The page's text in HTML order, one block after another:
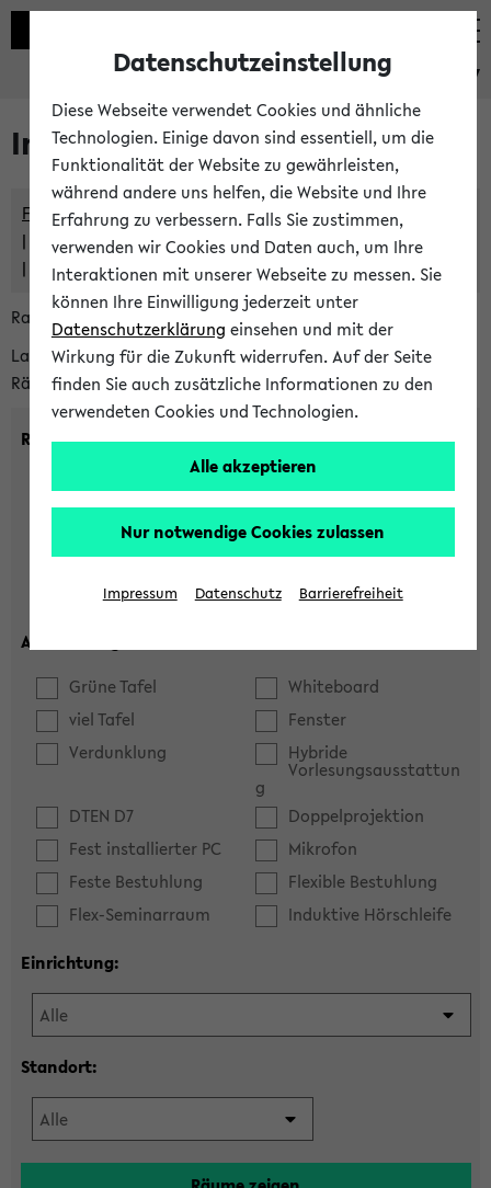
eKVV
Im eKVV verwaltete Räume
Freie Räume und Veranstaltungsüberschneidungen
Raumüberschneidungen
Hinweise der zentralen Raumvergabe
Raumanfragen:
raumvergabe@uni-bielefeld.de
Lassen Sie sich alle Räume anzeigen oder suchen Sie nach
Räumen mit bestimmten Eigenschaften:
Raumkriterien:
max. Plätze:
Ausstattung:
Grüne Tafel
Whiteboard
viel Tafel
Fenster
Verdunklung
Hybride
Vorlesungsausstattun
g
DTEN D7
Doppelprojektion
Fest installierter PC
Mikrofon
Feste Bestuhlung
Flexible Bestuhlung
Flex-Seminarraum
Induktive Hörschleife
Einrichtung:
Standort:
Datenschutzeinstellung
Diese Webseite verwendet Cookies und ähnliche
Technologien. Einige davon sind essentiell, um die
Funktionalität der Website zu gewährleisten,
während andere uns helfen, die Website und Ihre
Erfahrung zu verbessern. Falls Sie zustimmen,
verwenden wir Cookies und Daten auch, um Ihre
Interaktionen mit unserer Webseite zu messen. Sie
können Ihre Einwilligung jederzeit unter
Datenschutzerklärung einsehen und mit der
Wirkung für die Zukunft widerrufen. Auf der Seite
finden Sie auch zusätzliche Informationen zu den
verwendeten Cookies und Technologien.
Alle akzeptieren
Nur notwendige Cookies zulassen
Impressum Datenschutz Barrierefreiheit